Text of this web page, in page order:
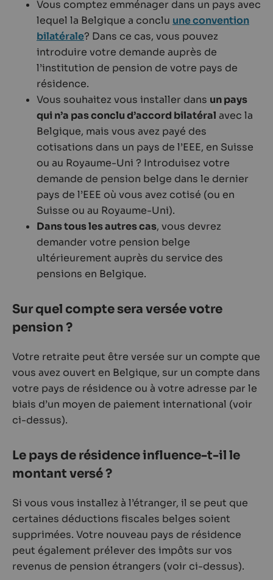
Vous comptez emménager dans un pays avec
lequel la Belgique a conclu une convention
bilatérale? Dans ce cas, vous pouvez
introduire votre demande auprès de
l’institution de pension de votre pays de
résidence.
Vous souhaitez vous installer dans un pays
qui n’a pas conclu d’accord bilatéral avec la
Belgique, mais vous avez payé des
cotisations dans un pays de l’EEE, en Suisse
ou au Royaume-Uni ? Introduisez votre
demande de pension belge dans le dernier
pays de l’EEE où vous avez cotisé (ou en
Suisse ou au Royaume-Uni).
Dans tous les autres cas, vous devrez
demander votre pension belge
ultérieurement auprès du service des
pensions en Belgique.
Sur quel compte sera versée votre
pension ?
Votre retraite peut être versée sur un compte que
vous avez ouvert en Belgique, sur un compte dans
votre pays de résidence ou à votre adresse par le
biais d’un moyen de paiement international (voir
ci-dessus).
Le pays de résidence influence-t-il le
montant versé ?
Si vous vous installez à l’étranger, il se peut que
certaines déductions fiscales belges soient
supprimées. Votre nouveau pays de résidence
peut également prélever des impôts sur vos
revenus de pension étrangers (voir ci-dessus).